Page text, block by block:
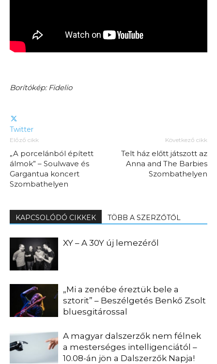
Borítókép: Fidelio
Twitter
Előző cikk
„A porcelánból épített
álmok” – Soulwave és
Gargantua koncert
Szombathelyen
Következő cikk
Telt ház előtt játszott az
Anna and The Barbies
Szombathelyen
KAPCSOLÓDÓ CIKKEK TÖBB A SZERZŐTŐL
XY – A 30Y új lemezéről
„Mi a zenébe éreztük bele a
sztorit” – Beszélgetés Benkő Zsolt
bluesgitárossal
A magyar dalszerzők nem félnek
a mesterséges intelligenciától –
10.08-án jön a Dalszerzők Napja!